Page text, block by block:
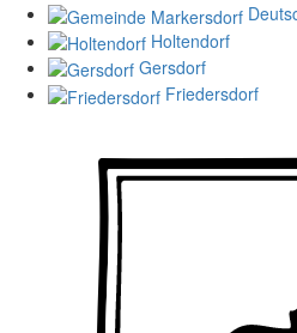
Holtendorf
Gersdorf
Friedersdorf